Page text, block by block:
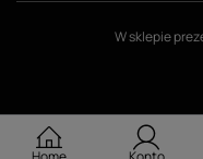
W sklepie